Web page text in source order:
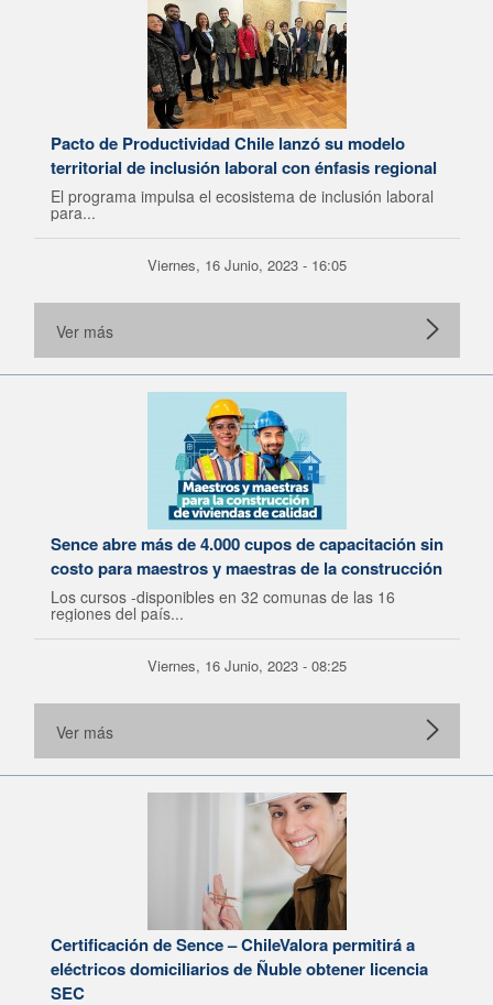
Pacto de Productividad Chile lanzó su modelo
territorial de inclusión laboral con énfasis regional
El programa impulsa el ecosistema de inclusión laboral
para...
Viernes, 16 Junio, 2023 - 16:05
Ver más
Sence abre más de 4.000 cupos de capacitación sin
costo para maestros y maestras de la construcción
Los cursos -disponibles en 32 comunas de las 16
regiones del país...
Viernes, 16 Junio, 2023 - 08:25
Ver más
Certificación de Sence – ChileValora permitirá a
eléctricos domiciliarios de Ñuble obtener licencia
SEC